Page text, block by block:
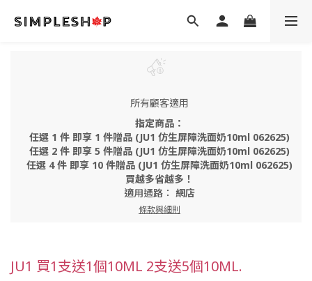
所有顧客適用
指定商品：
任選 1 件 即享 1 件贈品 (JU1 仿生屏障洗面奶10ml 062625)
任選 2 件 即享 5 件贈品 (JU1 仿生屏障洗面奶10ml 062625)
任選 4 件 即享 10 件贈品 (JU1 仿生屏障洗面奶10ml 062625)
買越多省越多！
適用通路： 網店
條款與細則
JU1 買1支送1個10ML 2支送5個10ML.